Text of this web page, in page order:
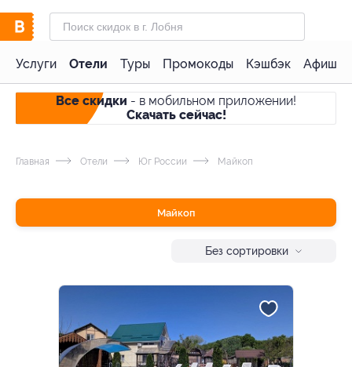
Услуги Отели Туры Промокоды Кэшбэк Афиша
Все скидки - в мобильном приложении!
Скачать сейчас!
Главная Отели Юг России Майкоп
Майкоп
Без сортировки